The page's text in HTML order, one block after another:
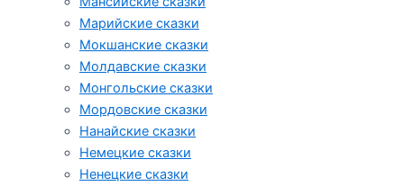
Марийские сказки
Мокшанские сказки
Молдавские сказки
Монгольские сказки
Мордовские сказки
Нанайские сказки
Немецкие сказки
Ненецкие сказки